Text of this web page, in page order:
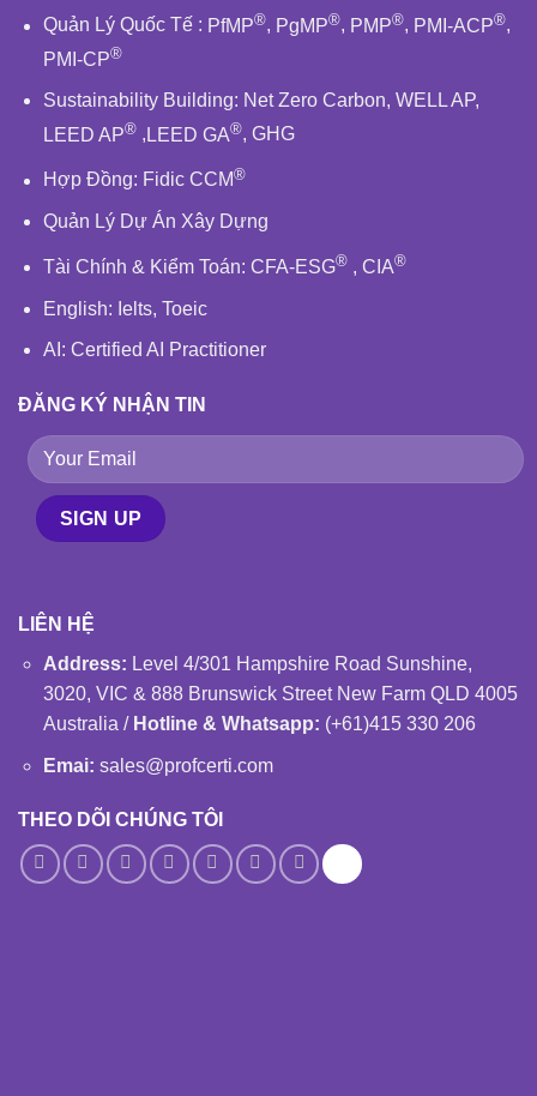
Quản Lý Quốc Tế: PfMP®, PgMP®, PMP®, PMI-ACP®,
PMI-CP®
Sustainability Building: Net Zero Carbon, WELL AP,
LEED AP®, LEED GA®, GHG
Hợp Đồng: Fidic CCM®
Quản Lý Dự Án Xây Dựng
Tài Chính & Kiểm Toán: CFA-ESG®, CIA®
English: Ielts, Toeic
AI: Certified AI Practitioner
ĐĂNG KÝ NHẬN TIN
LIÊN HỆ
Address: Level 4/301 Hampshire Road Sunshine,
3020, VIC & 888 Brunswick Street New Farm QLD 4005
Australia / Hotline & Whatsapp: (+61)415 330 206
Emai: sales@profcerti.com
THEO DÕI CHÚNG TÔI